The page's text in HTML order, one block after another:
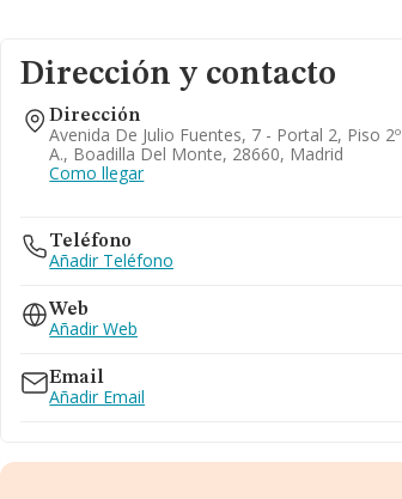
Dirección y contacto
Dirección
Avenida De Julio Fuentes, 7 - Portal 2, Piso 2º
A., Boadilla Del Monte, 28660, Madrid
Como llegar
Teléfono
Añadir Teléfono
Web
Añadir Web
Email
Añadir Email